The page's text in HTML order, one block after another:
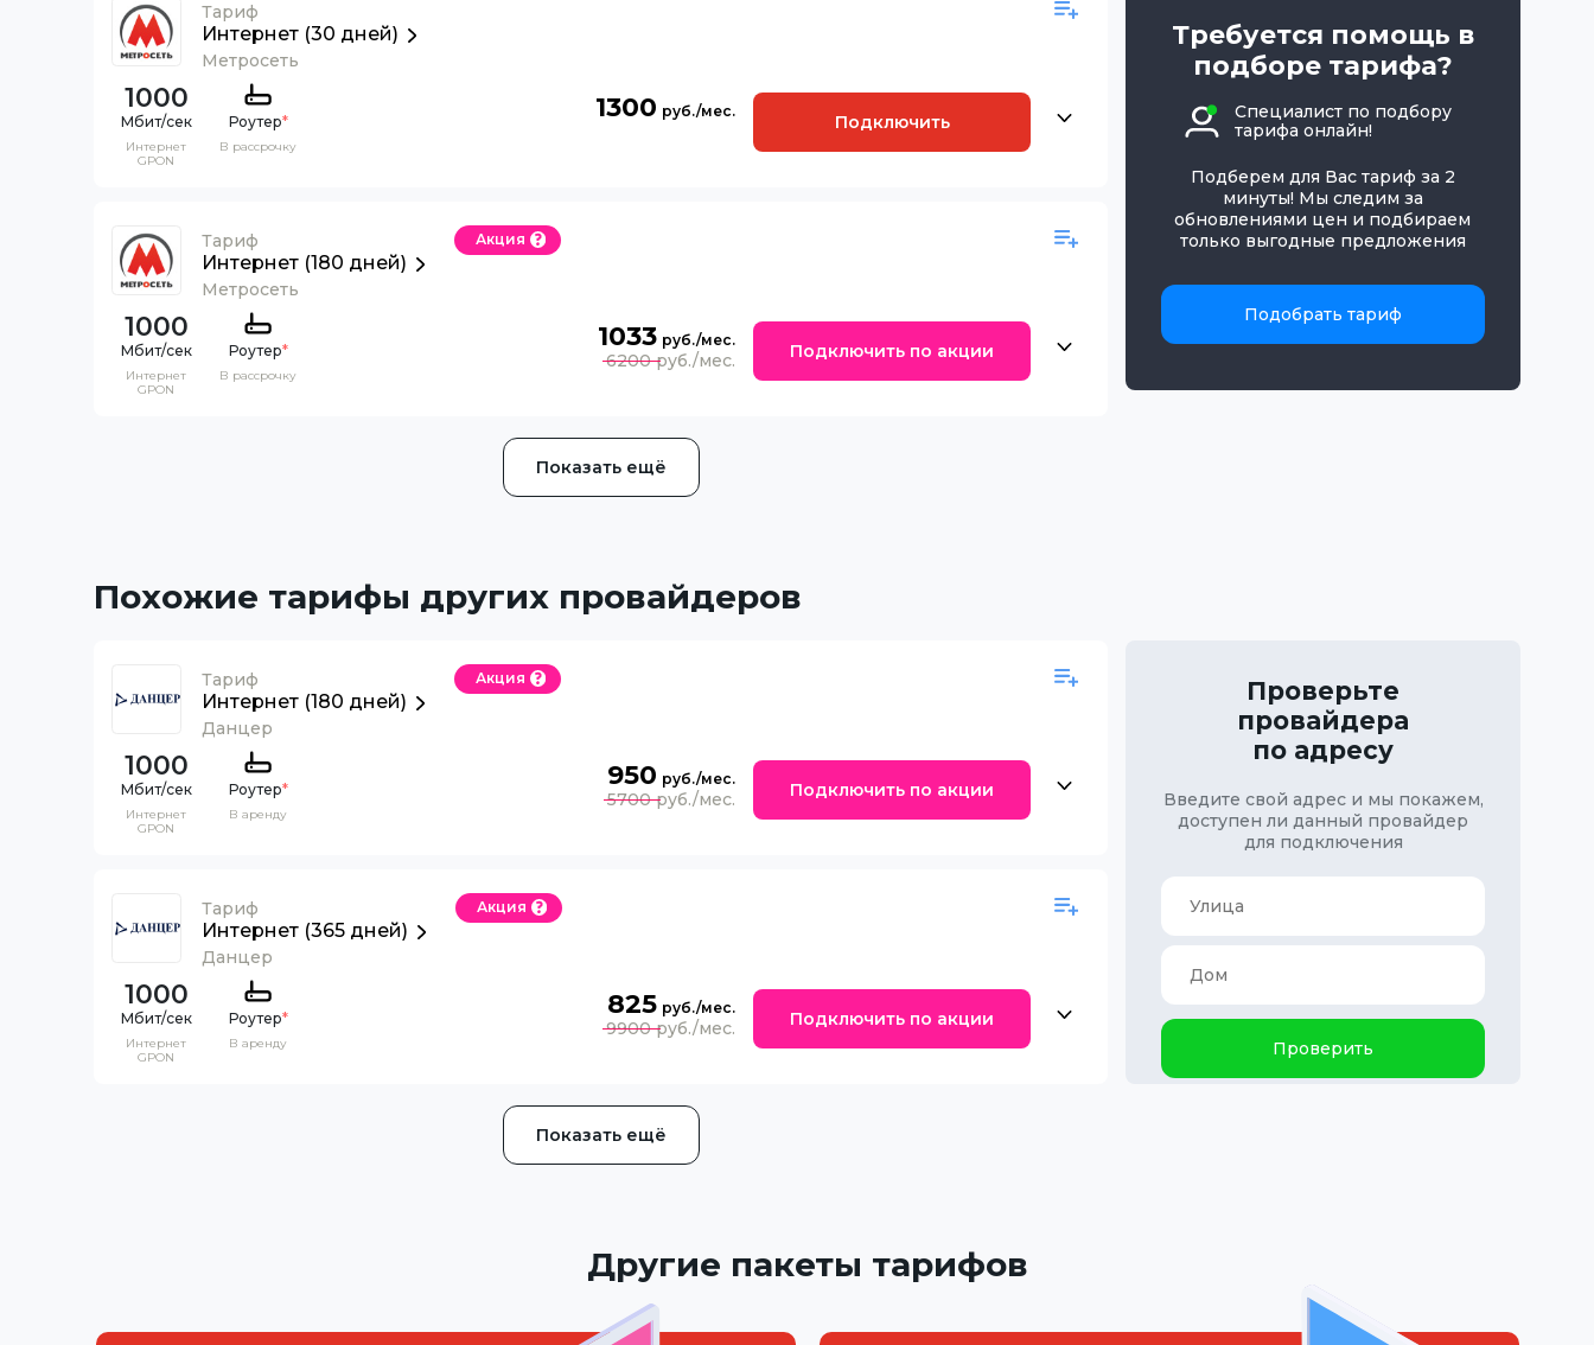
Тариф
Интернет (30 дней)
Метросеть
1000
Интернет
GPON
Роутер*
В рассрочку
1300 Подключить
Тариф
Интернет (180 дней)
Метросеть
Акция
1000
Интернет
GPON
Роутер*
В рассрочку
1033
6200 Подключить по акции
Показать ещё
Требуется помощь в
подборе тарифа?
Специалист по подбору
тарифа онлайн!
Подберем для Вас тариф за 2
минуты! Мы следим за
обновлениями цен и подбираем
только выгодные предложения
Подобрать тариф
Похожие тарифы других провайдеров
Тариф
Интернет (180 дней)
Данцер
Акция
1000
Интернет
GPON
Роутер*
В аренду
950
5700 Подключить по акции
Тариф
Интернет (365 дней)
Данцер
Акция
1000
Интернет
GPON
Роутер*
В аренду
825
9900 Подключить по акции
Показать ещё
Проверьте
провайдера
по адресу
Введите свой адрес и мы покажем,
доступен ли данный провайдер
для подключения
Проверить
Другие пакеты тарифов